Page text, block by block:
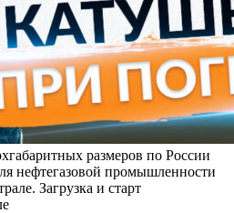
размеров по России
нефтегазовой промышленности
Загрузка и старт